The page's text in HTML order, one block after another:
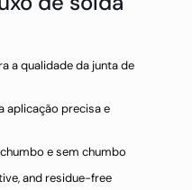
a qualidade da junta de
aplicação precisa e
e sem chumbo
and residue-free